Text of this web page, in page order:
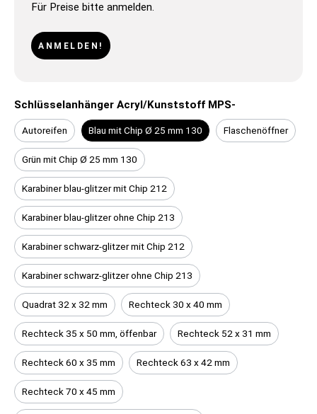
Für Preise bitte anmelden.
ANMELDEN!
Schlüsselanhänger Acryl/Kunststoff MPS-
Autoreifen Blau mit Chip Ø 25 mm 130 Flaschenöffner
Grün mit Chip Ø 25 mm 130
Karabiner blau-glitzer mit Chip 212
Karabiner blau-glitzer ohne Chip 213
Karabiner schwarz-glitzer mit Chip 212
Karabiner schwarz-glitzer ohne Chip 213
Quadrat 32 x 32 mm Rechteck 30 x 40 mm
Rechteck 35 x 50 mm, öffenbar Rechteck 52 x 31 mm
Rechteck 60 x 35 mm Rechteck 63 x 42 mm
Rechteck 70 x 45 mm